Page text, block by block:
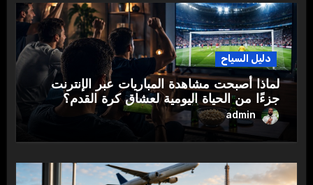
دليل السياح
لماذا أصبحت مشاهدة المباريات عبر الإنترنت
جزءًا من الحياة اليومية لعشاق كرة القدم؟
admin